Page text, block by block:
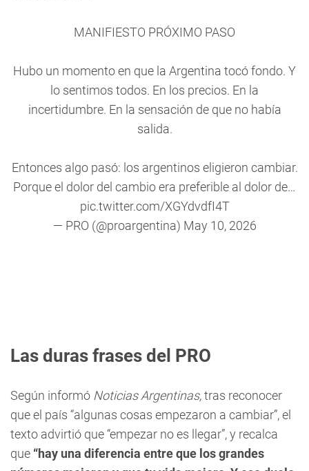
MANIFIESTO PRÓXIMO PASO
Hubo un momento en que la Argentina tocó fondo. Y
lo sentimos todos. En los precios. En la
incertidumbre. En la sensación de que no había
salida.
Entonces algo pasó: los argentinos eligieron cambiar.
Porque el dolor del cambio era preferible al dolor de…
pic.twitter.com/XGYdvdfI4T
— PRO (@proargentina) May 10, 2026
Las duras frases del PRO
Según informó Noticias Argentinas,tras reconocer
que el país “algunas cosas empezaron a cambiar”, el
texto advirtió que “empezar no es llegar”, y recalca
que “hay una diferencia entre que los grandes